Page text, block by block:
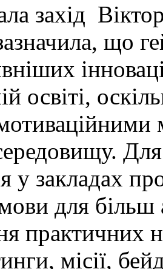
захід
що
освіті,
у закладах
для більш
практичних
місії,